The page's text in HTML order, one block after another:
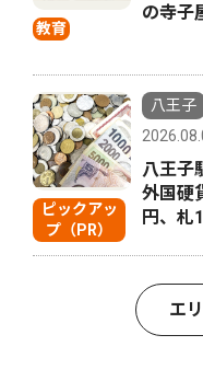
教育
の寺子
ピックアッ
プ（PR）
八王子
八王子
外国硬
円、札
エ